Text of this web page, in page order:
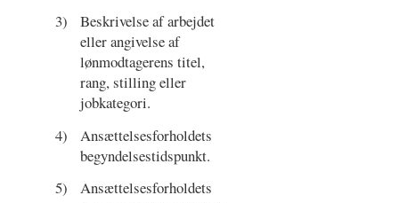
3)
Beskrivelse af arbejdet
eller angivelse af
lønmodtagerens titel,
rang, stilling eller
jobkategori.
4)
Ansættelsesforholdets
begyndelsestidspunkt.
5)
Ansættelsesforholdets